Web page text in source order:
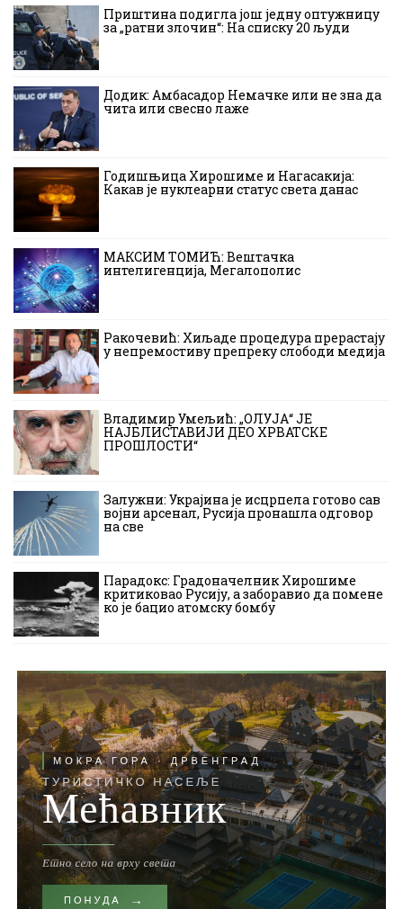
Приштина подигла још једну оптужницу
за „ратни злочин“: На списку 20 људи
Додик: Амбасадор Немачке или не зна да
чита или свесно лаже
Годишњица Хирошиме и Нагасакија:
Какав је нуклеарни статус света данас
МАКСИМ ТОМИЋ: Вештачка
интелигенција, Мегалополис
Ракочевић: Хиљаде процедура прерастају
у непремостиву препреку слободи медија
Владимир Умељић: „ОЛУЈА“ ЈЕ
НАЈБЛИСТАВИЈИ ДЕО ХРВАТСКЕ
ПРОШЛОСТИ“
Залужни: Украјина је исцрпела готово сав
војни арсенал, Русија пронашла одговор
на све
Парадокс: Градоначелник Хирошиме
критиковао Русију, а заборавио да помене
ко је бацио атомску бомбу